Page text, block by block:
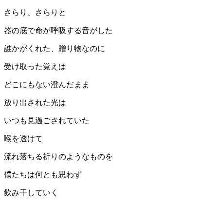
さらり、さらりと
器の底で命が呼吸する音がした
誰かがくれた、贈り物なのに
受け取った覚えは
どこにもない澄んだまま
放り出された光は
いつも見過ごされていた
喉を透けて
流れ落ちる祈りのようなものを
僕たちは何とも思わず
飲み干していく